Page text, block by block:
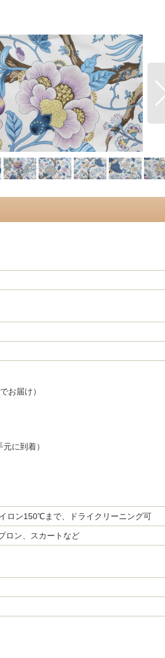
お届け）
に到着）
ロン150℃まで、ドライクリーニング可
ロン、スカートなど